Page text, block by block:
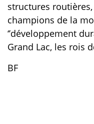
structures
champions de la
‘’développement
Grand Lac, les rois
BF